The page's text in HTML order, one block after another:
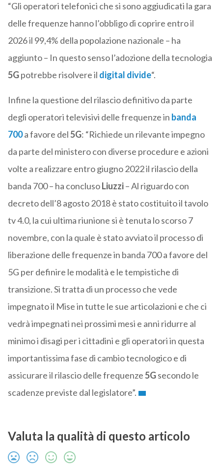
“Gli operatori telefonici che si sono aggiudicati la gara
delle frequenze hanno l’obbligo di coprire entro il
2026 il 99,4% della popolazione nazionale – ha
aggiunto – In questo senso l’adozione della tecnologia
5Gpotrebbe risolvere il digital divide“.
Infine la questione del rilascio definitivo da parte
degli operatori televisivi delle frequenze in banda
700a favore del5G: “Richiede un rilevante impegno
da parte del ministero con diverse procedure e azioni
volte a realizzare entro giugno 2022 il rilascio della
banda 700 – ha conclusoLiuzzi– Al riguardo con
decreto dell’8 agosto 2018 è stato costituito il tavolo
tv 4.0, la cui ultima riunione si è tenuta lo scorso 7
novembre, con la quale è stato avviato il processo di
liberazione delle frequenze in banda 700 a favore del
5G per definire le modalità e le tempistiche di
transizione. Si tratta di un processo che vede
impegnato il Mise in tutte le sue articolazioni e che ci
vedrà impegnati nei prossimi mesi e anni ridurre al
minimo i disagi per i cittadini e gli operatori in questa
importantissima fase di cambio tecnologico e di
assicurare il rilascio delle frequenze5Gsecondo le
scadenze previste dal legislatore”.
Valuta la qualità di questo articolo